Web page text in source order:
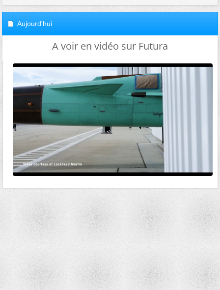
Aujourd'hui
A voir en vidéo sur Futura